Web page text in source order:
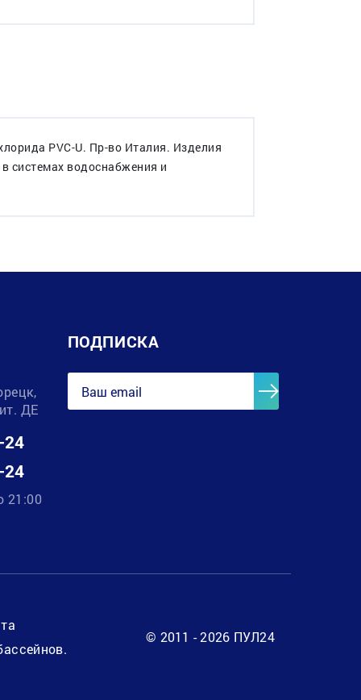
PVC-U. Пр-во Италия. Изделия
системах водоснабжения и
ДЕ
24
24
21:00
ПОДПИСКА
© 2011 - 2026 ПУЛ24